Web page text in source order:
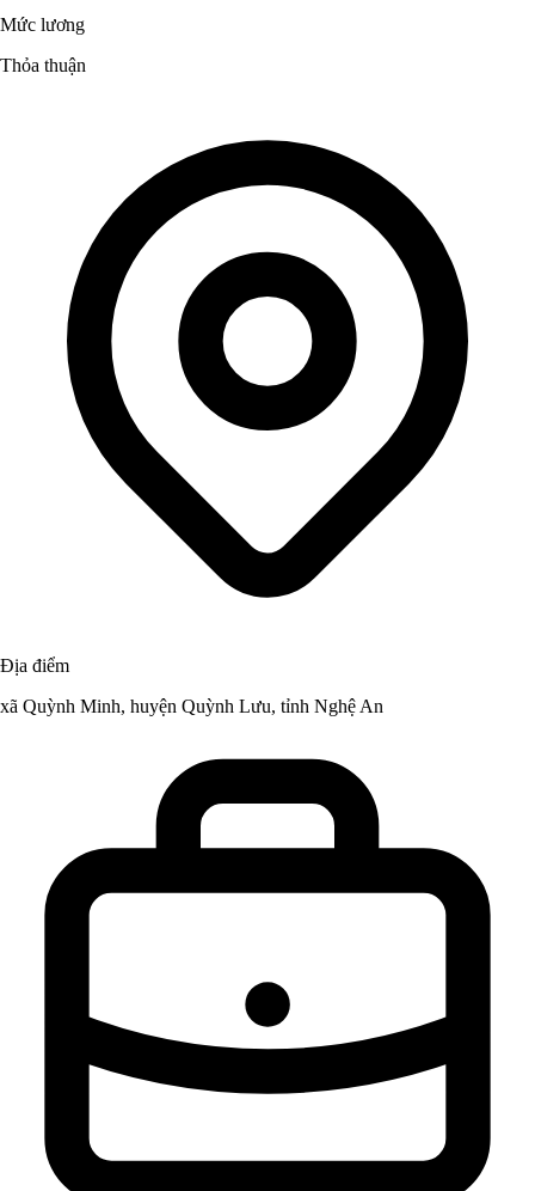
Mức lương
Thỏa thuận
Địa điểm
xã Quỳnh Minh, huyện Quỳnh Lưu, tỉnh Nghệ An